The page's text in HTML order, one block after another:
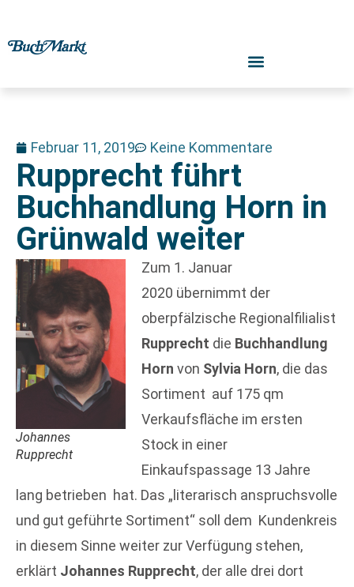
Februar 11, 2019 Keine Kommentare
Rupprecht führt
Buchhandlung Horn in
Grünwald weiter
Johannes
Rupprecht
Zum 1. Januar
2020 übernimmt der
oberpfälzische Regionalfilialist
Rupprecht die Buchhandlung
Horn von Sylvia Horn, die das
Sortiment auf 175 qm
Verkaufsfläche im ersten
Stock in einer
Einkaufspassage 13 Jahre
lang betrieben hat. Das „literarisch anspruchsvolle
und gut geführte Sortiment“ soll dem Kundenkreis
in diesem Sinne weiter zur Verfügung stehen,
erklärt Johannes Rupprecht, der alle drei dort